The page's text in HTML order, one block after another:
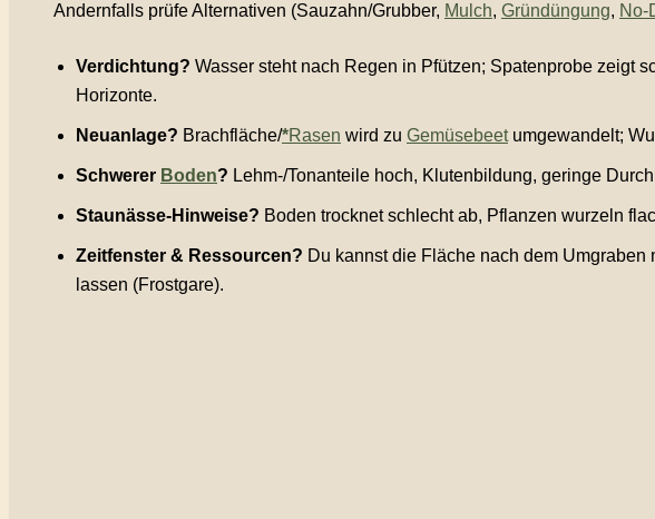
Andernfalls prüfe Alternativen (Sauzahn/Grubber, Mulch, Gründüngung, No-
Verdichtung? Wasser steht nach Regen in Pfützen; Spatenprobe zeigt
Horizonte.
Neuanlage? Brachfläche/*Rasen wird zu Gemüsebeetumgewandelt;
Schwerer Boden? Lehm-/Tonanteile hoch, Klutenbildung, geringe
Staunässe-Hinweise? Boden trocknet schlecht ab, Pflanzen wurzeln
Zeitfenster & Ressourcen? Du kannst die Fläche nach dem Umgraben
lassen (Frostgare).